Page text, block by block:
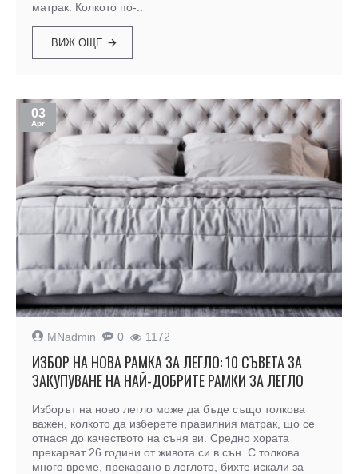
матрак. Колкото по-..
ВИЖ ОЩЕ
03
Apr
MNadmin 0 1172
ИЗБОР НА НОВА РАМКА ЗА ЛЕГЛО: 10 СЪВЕТА ЗА
ЗАКУПУВАНЕ НА НАЙ-ДОБРИТЕ РАМКИ ЗА ЛЕГЛО
Изборът на ново легло може да бъде също толкова
важен, колкото да изберете правилния матрак, що се
отнася до качеството на съня ви. Средно хората
прекарват 26 години от живота си в сън. С толкова
много време, прекарано в леглото, бихте искали за